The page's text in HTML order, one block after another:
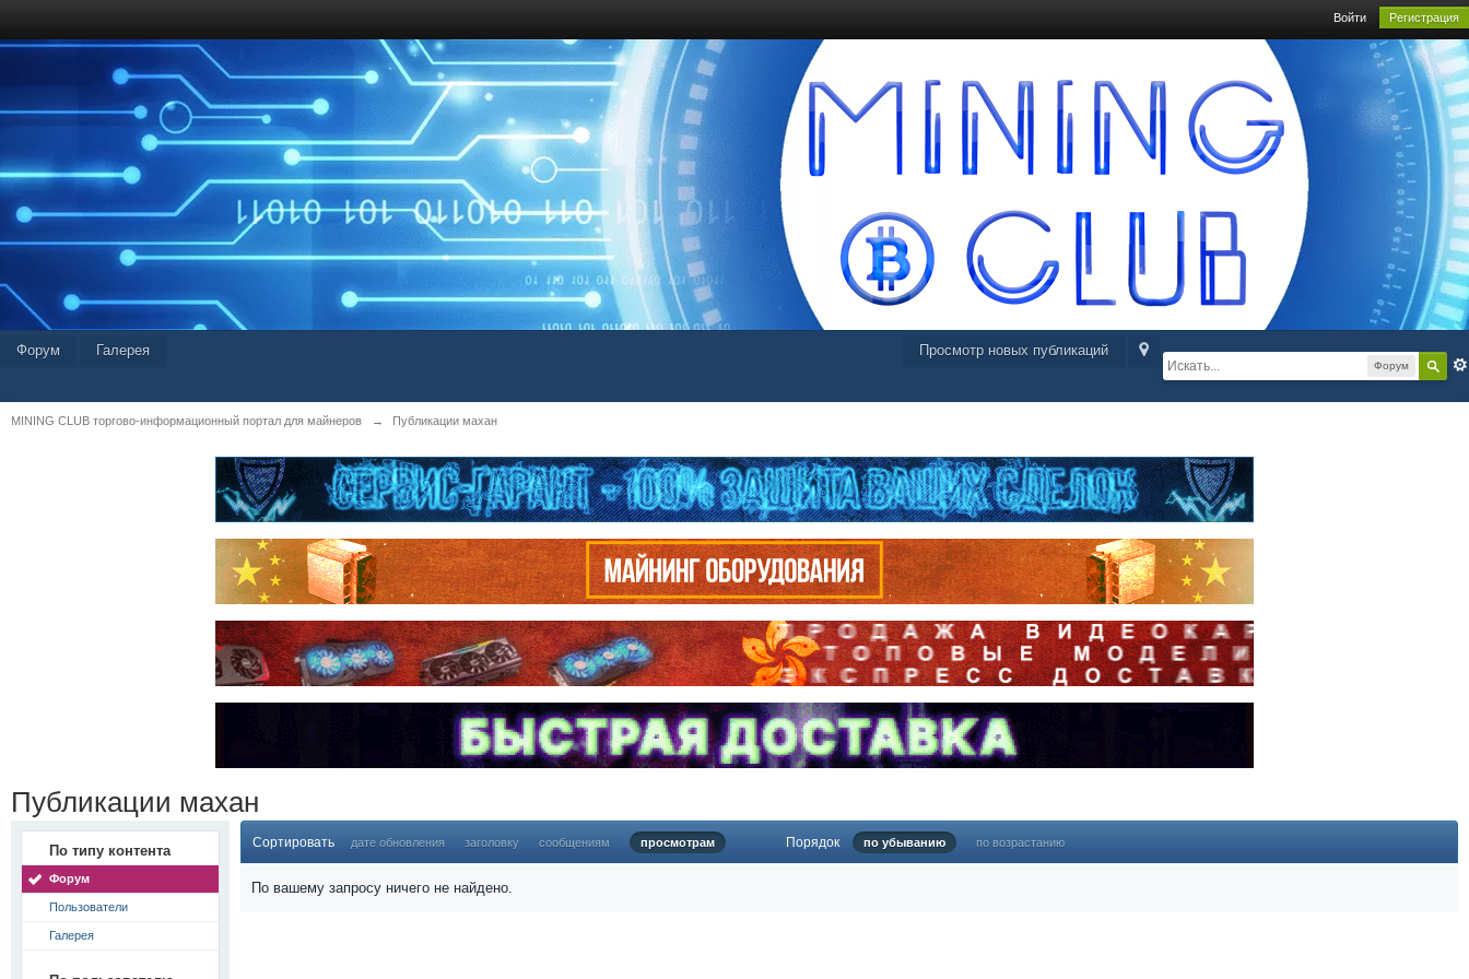
Войти Регистрация
Форум
Просмотр новых публикаций
Форум Галерея
MINING CLUB торгово-информационный портал для майнеров → Публикации махан
Публикации махан
По типу контента
Форум
Пользователи
Галерея
Сортировать дате обновления заголовку сообщениям просмотрам Порядок по убыванию по возрастанию
По вашему запросу ничего не найдено.